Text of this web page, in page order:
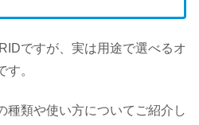
ですが、実は用途で選べるオ
。
種類や使い方についてご紹介し